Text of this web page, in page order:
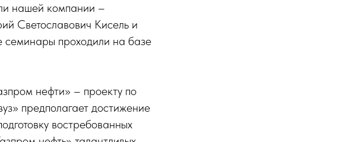
нашей компании –
Светославович Кисель и
семинары проходили на базе
нефти» – проекту по
предполагает достижение
востребованных